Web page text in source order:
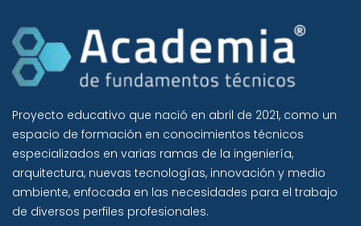
Proyecto educativo que nació en abril de 2021, como un
espacio de formación en conocimientos técnicos
especializados en varias ramas de la ingeniería,
arquitectura, nuevas tecnologías, innovación y medio
ambiente, enfocada en las necesidades para el trabajo
de diversos perfiles profesionales.